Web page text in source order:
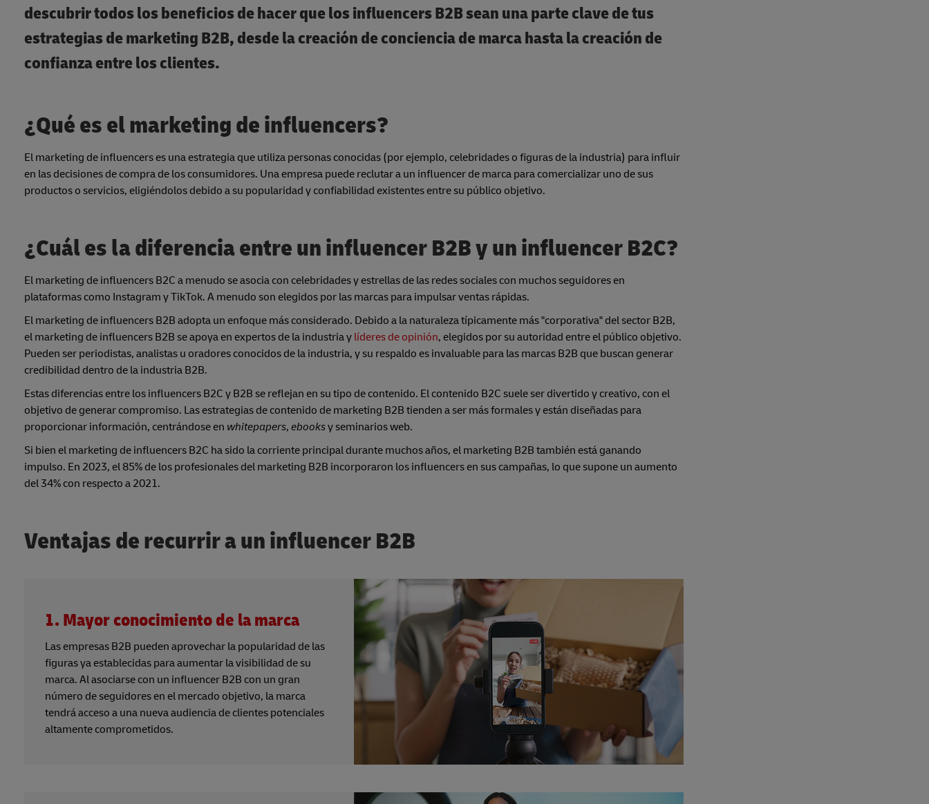
descubrir todos los beneficios de hacer que los influencers B2B sean una parte clave de tus
estrategias de marketing B2B, desde la creación de conciencia de marca hasta la creación de
confianza entre los clientes.
¿Qué es el marketing de influencers?
El marketing de influencers es una estrategia que utiliza personas conocidas (por ejemplo, celebridades o figuras de la industria) para influir
en las decisiones de compra de los consumidores. Una empresa puede reclutar a un influencer de marca para comercializar uno de sus
productos o servicios, eligiéndolos debido a su popularidad y confiabilidad existentes entre su público objetivo.
¿Cuál es la diferencia entre un influencer B2B y un influencer B2C?
El marketing de influencers B2C a menudo se asocia con celebridades y estrellas de las redes sociales con muchos seguidores en
plataformas como Instagram y TikTok. A menudo son elegidos por las marcas para impulsar ventas rápidas.
El marketing de influencers B2B adopta un enfoque más considerado. Debido a la naturaleza típicamente más "corporativa" del sector B2B,
el marketing de influencers B2B se apoya en expertos de la industria y líderes de opinión, elegidos por su autoridad entre el público objetivo.
Pueden ser periodistas, analistas u oradores conocidos de la industria, y su respaldo es invaluable para las marcas B2B que buscan generar
credibilidad dentro de la industria B2B.
Estas diferencias entre los influencers B2C y B2B se reflejan en su tipo de contenido. El contenido B2C suele ser divertido y creativo, con el
objetivo de generar compromiso. Las estrategias de contenido de marketing B2B tienden a ser más formales y están diseñadas para
proporcionar información, centrándose en whitepapers, ebooksy seminarios web.
Si bien el marketing de influencers B2C ha sido la corriente principal durante muchos años, el marketing B2B también está ganando
impulso. En 2023, el 85% de los profesionales del marketing B2B incorporaron los influencers en sus campañas, lo que supone un aumento
del 34% con respecto a 2021.
Ventajas de recurrir a un influencer B2B
1. Mayor conocimiento de la marca
Las empresas B2B pueden aprovechar la popularidad de las
figuras ya establecidas para aumentar la visibilidad de su
marca. Al asociarse con un influencer B2B con un gran
número de seguidores en el mercado objetivo, la marca
tendrá acceso a una nueva audiencia de clientes potenciales
altamente comprometidos.